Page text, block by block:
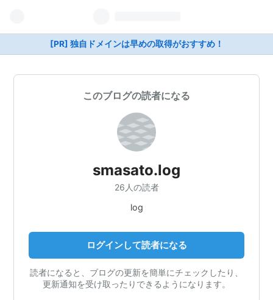
[PR] 独自ドメインは早めの取得がおすすめ！
このブログの読者になる
smasato.log
26人の読者
log
ログインして読者になる
読者になると、ブログの更新を簡単にチェックしたり、
更新通知を受け取ったりできるようになります。